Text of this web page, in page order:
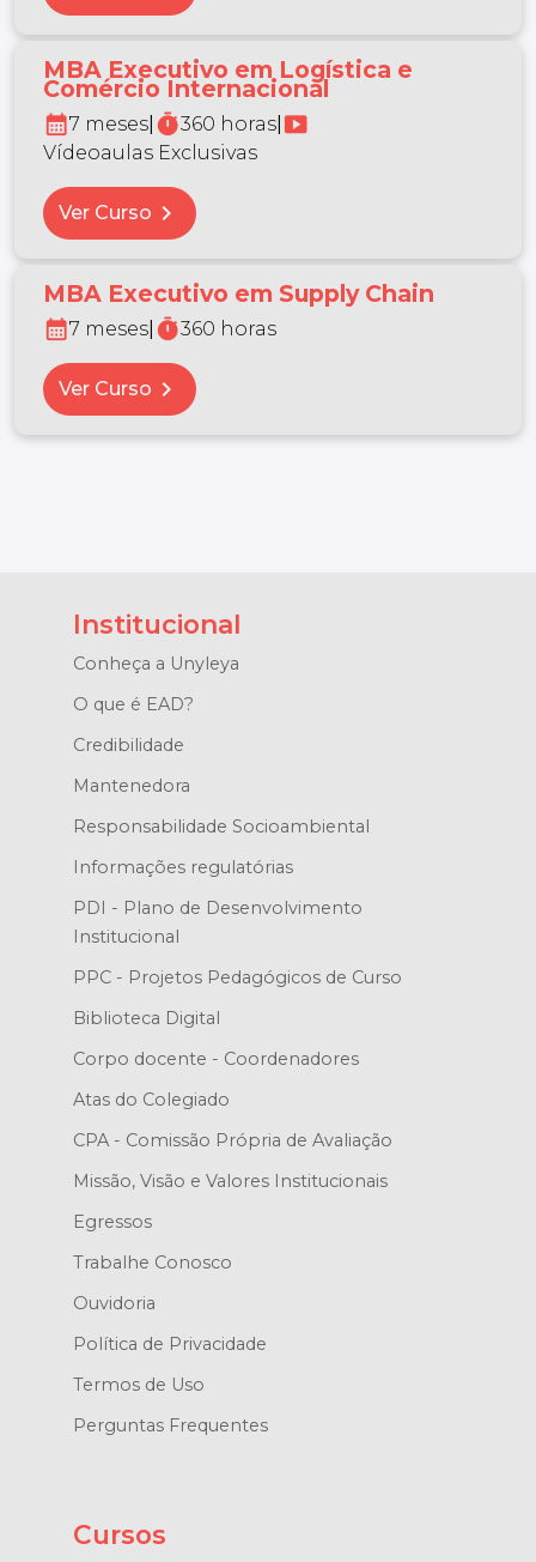
MBA Executivo em Logística e
Comércio Internacional
calendar_month7 meses timer360 horas smart_display
Vídeoaulas Exclusivas
Ver Curso chevron_right
MBA Executivo em Supply Chain
calendar_month7 meses timer360 horas
Ver Curso chevron_right
Institucional
Conheça a Unyleya
O que é EAD?
Credibilidade
Mantenedora
Responsabilidade Socioambiental
Informações regulatórias
PDI - Plano de Desenvolvimento
Institucional
PPC - Projetos Pedagógicos de Curso
Biblioteca Digital
Corpo docente - Coordenadores
Atas do Colegiado
CPA - Comissão Própria de Avaliação
Missão, Visão e Valores Institucionais
Egressos
Trabalhe Conosco
Ouvidoria
Política de Privacidade
Termos de Uso
Perguntas Frequentes
Cursos